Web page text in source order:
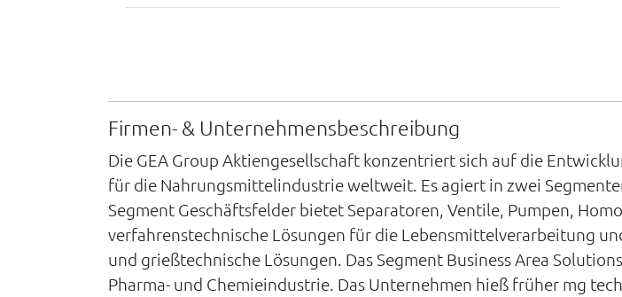
Firmen- & Unternehmensbeschreibung
Die GEA Group Aktiengesellschaft konzentriert sich auf die
für die Nahrungsmittelindustrie weltweit. Es agiert in zwei
Segment Geschäftsfelder bietet Separatoren, Ventile, Pumpen,
verfahrenstechnische Lösungen für die Lebensmittelverarbeitung
und grießtechnische Lösungen. Das Segment Business Area
Pharma- und Chemieindustrie. Das Unternehmen hieß früher mg